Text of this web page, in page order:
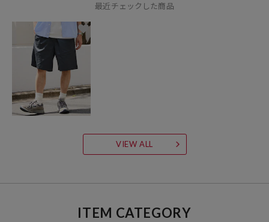
最近チェックした商品
VIEW ALL
ITEM CATEGORY